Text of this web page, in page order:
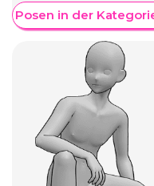
Posen in der